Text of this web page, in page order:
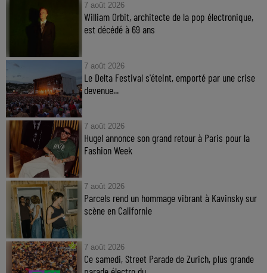
7 août 2026
William Orbit, architecte de la pop électronique,
est décédé à 69 ans
7 août 2026
Le Delta Festival s'éteint, emporté par une crise
devenue...
7 août 2026
Hugel annonce son grand retour à Paris pour la
Fashion Week
7 août 2026
Parcels rend un hommage vibrant à Kavinsky sur
scène en Californie
7 août 2026
Ce samedi, Street Parade de Zurich, plus grande